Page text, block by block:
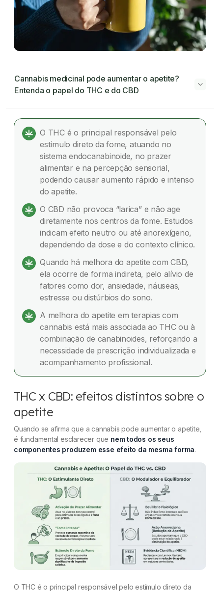
Cannabis medicinal pode aumentar o apetite?
Entenda o papel do THC e do CBD
Cannabis medicinal pode aumentar o
apetite? Entenda o papel do THC e do CBD
THC x CBD: efeitos distintos sobre o apetite
Em quanto tempo o CBD pode influenciar o
apetite?
Em quanto tempo o THC pode aumentar o
apetite?
Como esse efeito se manifesta?
O que os estudos científicos dizem sobre o
Canabidiol e o aumento do apetite?
Considerações baseadas na literatura científica
Dúvidas frequentes
O THC é o principal responsável pelo
estímulo direto da fome, atuando no
sistema endocanabinoide, no prazer
alimentar e na percepção sensorial,
podendo causar aumento rápido e intenso
do apetite.
O CBD não provoca “larica” e não age
diretamente nos centros da fome. Estudos
indicam efeito neutro ou até anorexígeno,
dependendo da dose e do contexto clínico.
Quando há melhora do apetite com CBD,
ela ocorre de forma indireta, pelo alívio de
fatores como dor, ansiedade, náuseas,
estresse ou distúrbios do sono.
A melhora do apetite em terapias com
cannabis está mais associada ao THC ou à
combinação de canabinoides, reforçando a
necessidade de prescrição individualizada e
acompanhamento profissional.
THC x CBD: efeitos distintos sobre o
apetite
Quando se afirma que a cannabis pode aumentar o apetite,
é fundamental esclarecer que nem todos os seus
componentes produzem esse efeito da mesma forma.
O THC é o principal responsável pelo estímulo direto da